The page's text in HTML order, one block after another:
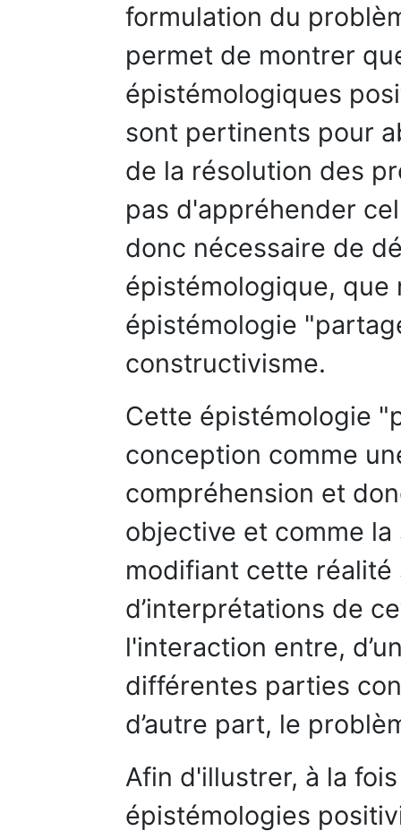
formulation du
permet de montrer
épistémologiques
sont pertinents pour
de la résolution des
pas d'appréhender
donc nécessaire de
épistémologique, que
épistémologie
constructivisme.
Cette épistémologie
conception comme
compréhension et
objective et comme la
modifiant cette
d’interprétations de
l'interaction entre,
différentes parties
d’autre part, le
Afin d'illustrer, à la
épistémologies